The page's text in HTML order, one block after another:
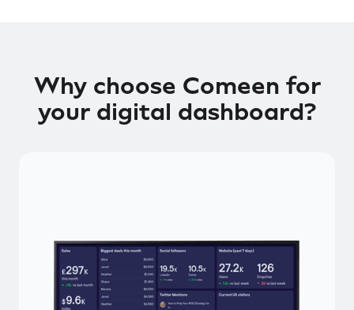
Why choose Comeen for
your digital dashboard?